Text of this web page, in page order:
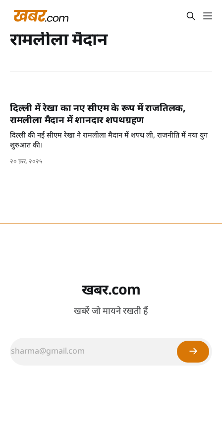
रामलीला मैदान
दिल्ली में रेखा का नए सीएम के रूप में राजतिलक,
रामलीला मैदान में शानदार शपथग्रहण
दिल्ली की नई सीएम रेखा ने रामलीला मैदान में शपथ ली, राजनीति में नया युग
शुरुआत की।
२० फ़र. २०२५
खबर.com
खबरें जो मायने रखती हैं